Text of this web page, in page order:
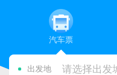
汽车票
出发地 请选择出发